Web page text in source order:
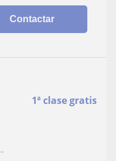
Contactar
1ª clase gratis